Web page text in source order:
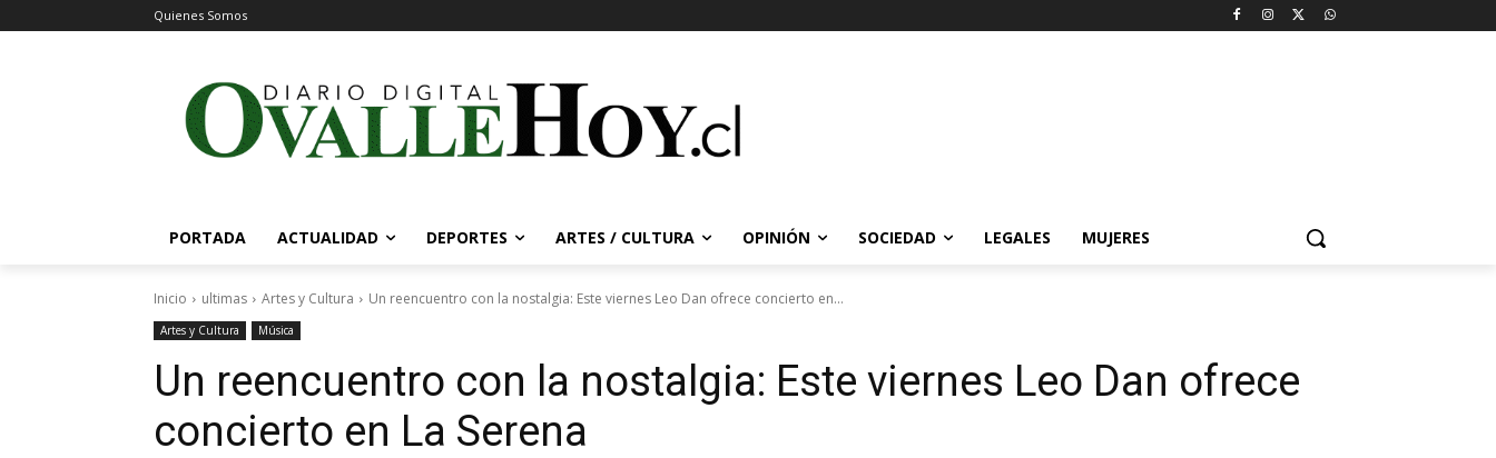
Quienes Somos
PORTADA ACTUALIDAD DEPORTES ARTES / CULTURA OPINIÓN SOCIEDAD LEGALES MUJERES
Inicio ultimas Artes y Cultura Un reencuentro con la nostalgia: Este viernes Leo Dan ofrece concierto en...
Artes y Cultura Música
Un reencuentro con la nostalgia: Este viernes Leo Dan ofrece
concierto en La Serena